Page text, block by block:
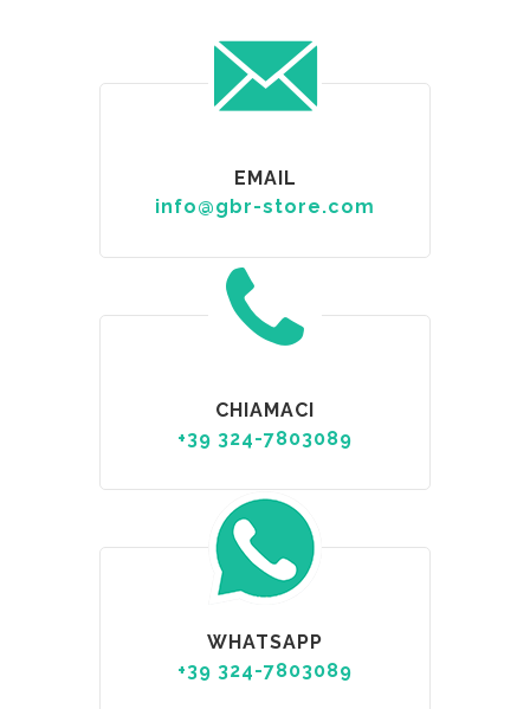
EMAIL
info@gbr-store.com
CHIAMACI
+39 324-7803089
WHATSAPP
+39 324-7803089